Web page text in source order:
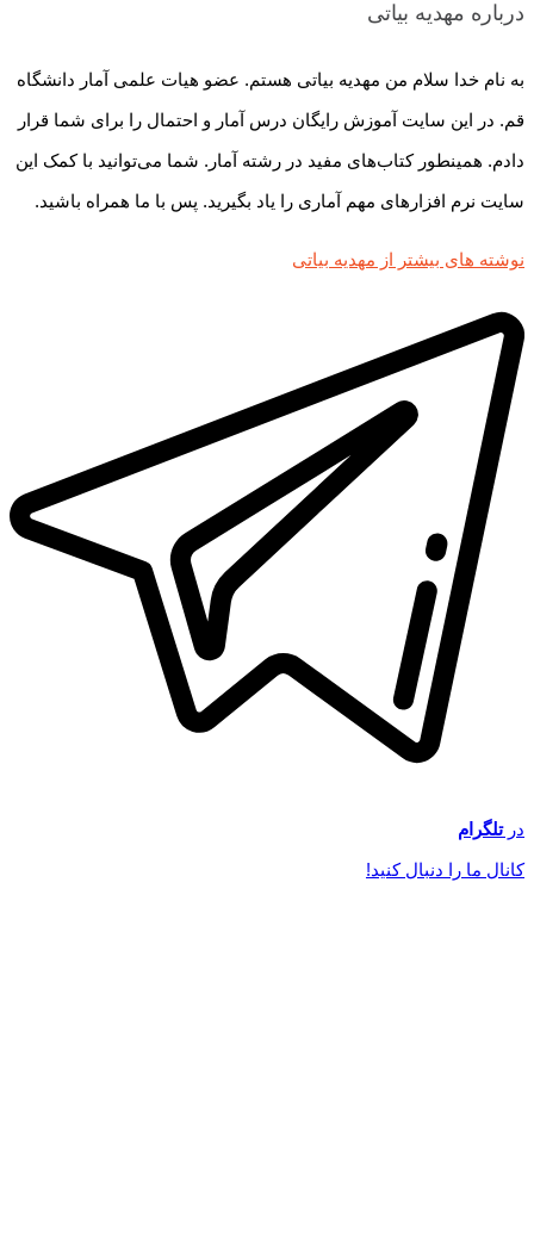
درباره مهدیه بیاتی
به نام خدا سلام من مهدیه بیاتی هستم. عضو هیات علمی آمار دانشگاه
قم. در این سایت آموزش رایگان درس آمار و احتمال را برای شما قرار
دادم. همینطور کتاب‌های مفید در رشته آمار. شما می‌توانید با کمک این
سایت نرم افزارهای مهم آماری را یاد بگیرید. پس با ما همراه باشید.
نوشته های بیشتر از مهدیه بیاتی
درتلگرام
کانال ما را دنبال کنید!